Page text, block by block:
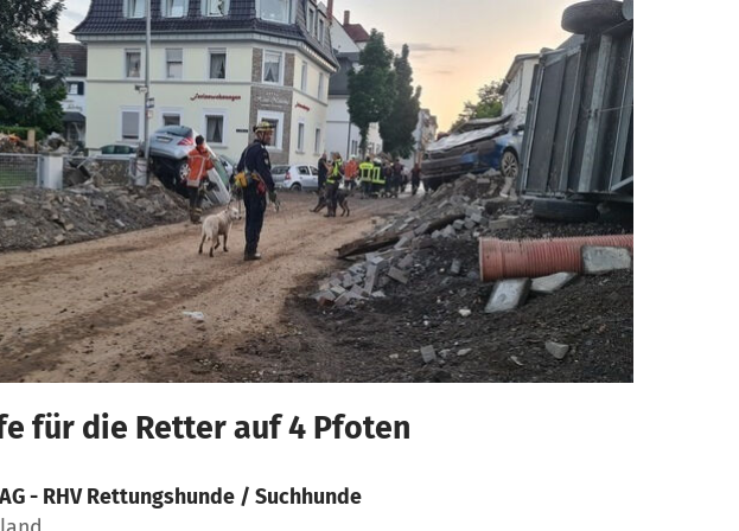
für die Retter auf 4 Pfoten
- RHV Rettungshunde / Suchhunde